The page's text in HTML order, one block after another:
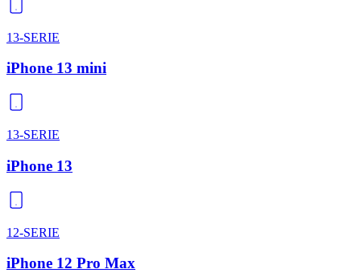
13-SERIE
iPhone 13 mini
13-SERIE
iPhone 13
12-SERIE
iPhone 12 Pro Max